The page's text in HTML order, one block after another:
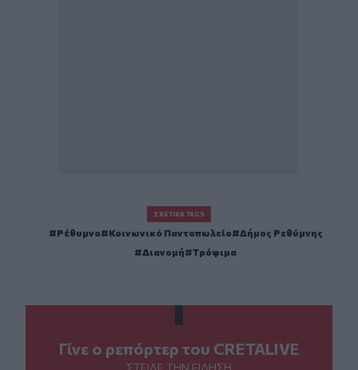
ΣΧΕΤΙΚΆ TAGS
Ρέθυμνο Κοινωνικό Παντοπωλείο
Δήμος Ρεθύμνης
Διανομή
Τρόφιμα
Γίνε ο ρεπόρτερ του CRETALIVE
ΣΤΕΊΛΕ ΤΗΝ ΕΊΔΗΣΗ